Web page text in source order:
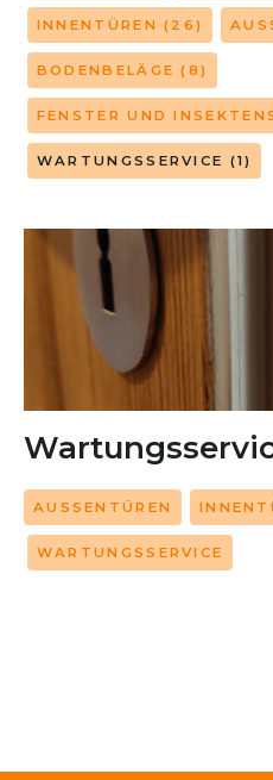
INNENTÜREN (26)
BODENBELÄGE (8)
FENSTER UND
WARTUNGSSERVICE (1)
AUSSENTÜREN
WARTUNGSSERVICE